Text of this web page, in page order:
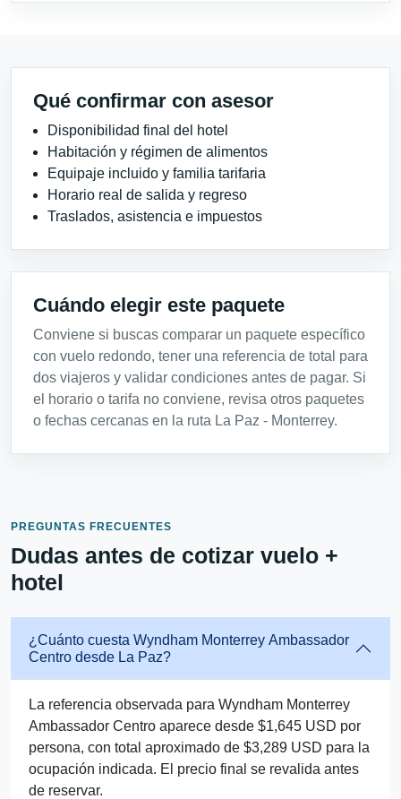
Qué confirmar con asesor
Disponibilidad final del hotel
Habitación y régimen de alimentos
Equipaje incluido y familia tarifaria
Horario real de salida y regreso
Traslados, asistencia e impuestos
Cuándo elegir este paquete
Conviene si buscas comparar un paquete específico
con vuelo redondo, tener una referencia de total para
dos viajeros y validar condiciones antes de pagar. Si
el horario o tarifa no conviene, revisa otros paquetes
o fechas cercanas en la ruta La Paz - Monterrey.
PREGUNTAS FRECUENTES
Dudas antes de cotizar vuelo +
hotel
¿Cuánto cuesta Wyndham Monterrey Ambassador
Centro desde La Paz?
La referencia observada para Wyndham Monterrey
Ambassador Centro aparece desde $1,645 USD por
persona, con total aproximado de $3,289 USD para la
ocupación indicada. El precio final se revalida antes
de reservar.